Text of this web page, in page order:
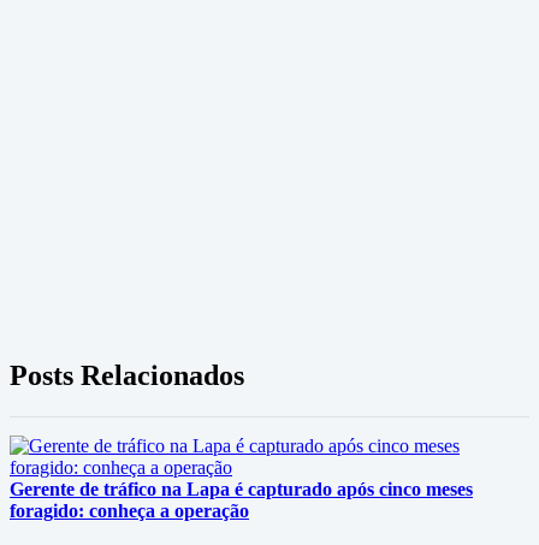
Posts Relacionados
Gerente de tráfico na Lapa é capturado após cinco meses
foragido: conheça a operação